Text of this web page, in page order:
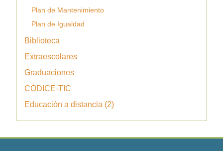
Plan de Mantenimiento
Plan de Igualdad
Biblioteca
Extraescolares
Graduaciones
CÓDICE-TIC
Educación a distancia (2)